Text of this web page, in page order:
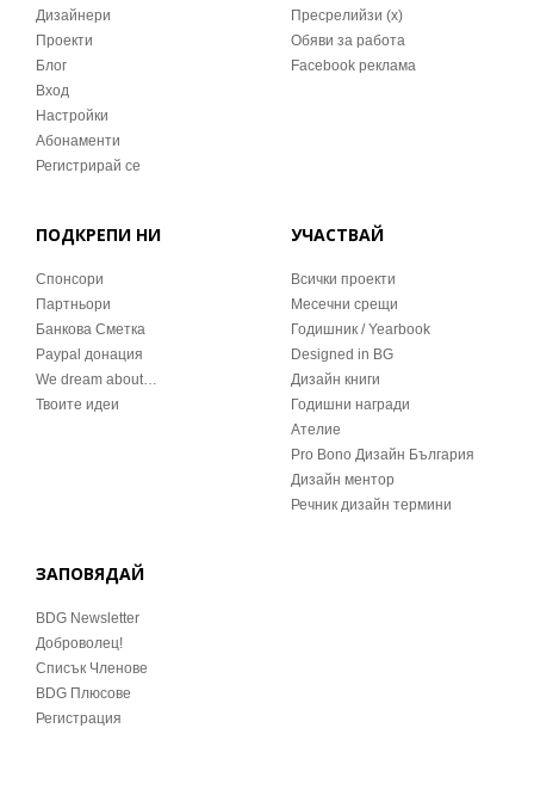
Дизайнери
Проекти
Блог
Вход
Настройки
Абонаменти
Регистрирай се
Пресрелийзи (x)
Обяви за работа
Facebook реклама
ПОДКРЕПИ НИ
Спонсори
Партньори
Банкова Сметка
Paypal донация
We dream about…
Твоите идеи
УЧАСТВАЙ
Всички проекти
Месечни срещи
Годишник / Yearbook
Designed in BG
Дизайн книги
Годишни награди
Ателие
Pro Bono Дизайн България
Дизайн ментор
Речник дизайн термини
ЗАПОВЯДАЙ
BDG Newsletter
Доброволец!
Списък Членове
BDG Плюсове
Регистрация